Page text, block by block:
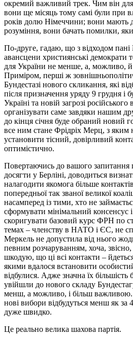
окремий важливий трек. Чим він
вони ще місяць тому самі були при
років долю Німеччини; вони мають
розуміння, вони бачать помилки,
По-друге, гадаю, що з відходом пані
авансцени християнські демократи
для України не менше, а, можливо, й
Приміром, перші ж
Бундестазі нового скликання, які
після призначення уряду 9 грудня і
Україні та новій загрозі
організувати саме завдяки нашим
до кінця січня буде обраний новий
все ним стане Фрідріх Мерц, з
установити тісний, довірливий
оптимістично.
Повертаючись до вашого запитання
досягти у Берліні, доводиться
налагодити якомога більше
попередньої так званої великої
насамперед із тими, хто не
сформувати мінімальний консенсус
скоригувати базовий курс ФРН по
темах – членству в НАТО і ЄС, не
Меркель не допустила від нього
певним розчаруванням, хоча,
шкодую, що ці всі контакти –
якими вдалося встановити
відбулися. Адже значна їх більшість
увійшли до нового складу
менш, а можливо, і більш важливою.
нові вибори відбудуться менш як за
дуже швидко.
Це реально велика шахова партія.